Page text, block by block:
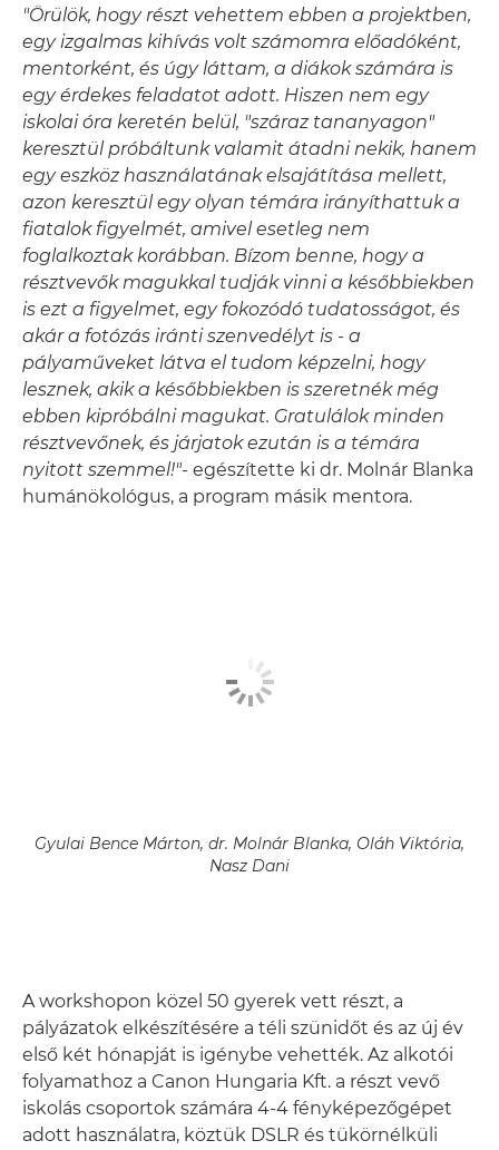
"Örülök, hogy részt vehettem ebben a projektben,
egy izgalmas kihívás volt számomra előadóként,
mentorként, és úgy láttam, a diákok számára is
egy érdekes feladatot adott. Hiszen nem egy
iskolai óra keretén belül, "száraz tananyagon"
keresztül próbáltunk valamit átadni nekik, hanem
egy eszköz használatának elsajátítása mellett,
azon keresztül egy olyan témára irányíthattuk a
fiatalok figyelmét, amivel esetleg nem
foglalkoztak korábban. Bízom benne, hogy a
résztvevők magukkal tudják vinni a későbbiekben
is ezt a figyelmet, egy fokozódó tudatosságot, és
akár a fotózás iránti szenvedélyt is - a
pályaműveket látva el tudom képzelni, hogy
lesznek, akik a későbbiekben is szeretnék még
ebben kipróbálni magukat. Gratulálok minden
résztvevőnek, és járjatok ezután is a témára
nyitott szemmel!"- egészítette ki dr. Molnár Blanka
humánökológus, a program másik mentora.
Gyulai Bence Márton, dr. Molnár Blanka, Oláh Viktória,
Nasz Dani
A workshopon közel 50 gyerek vett részt, a
pályázatok elkészítésére a téli szünidőt és az új év
első két hónapját is igénybe vehették. Az alkotói
folyamathoz a Canon Hungaria Kft. a részt vevő
iskolás csoportok számára 4-4 fényképezőgépet
adott használatra, köztük DSLR és tükörnélküli